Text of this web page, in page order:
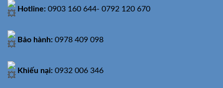
Hotline: 0903 160 644- 0792 120 670
Bảo hành: 0978 409 098
Khiếu nại: 0932 006 346